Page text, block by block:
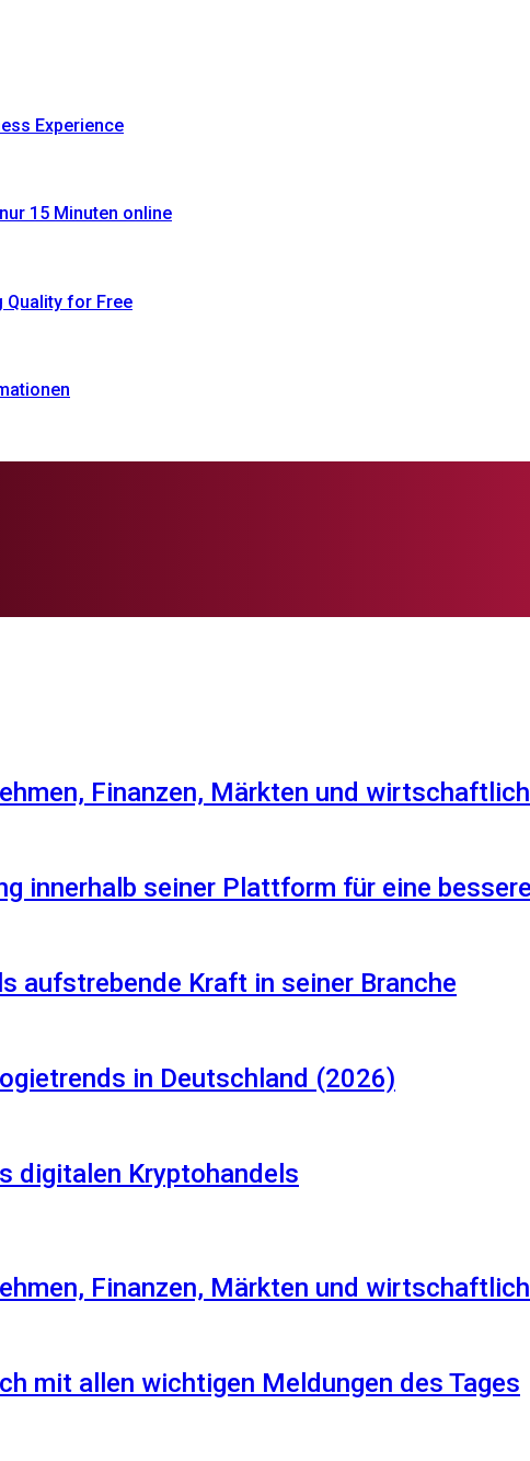
Experience
15 Minuten online
Quality for Free
Finanzen, Märkten und
innerhalb seiner Plattform für eine
aufstrebende Kraft in seiner Branche
in Deutschland (2026)
digitalen Kryptohandels
Finanzen, Märkten und
mit allen wichtigen Meldungen des Tages